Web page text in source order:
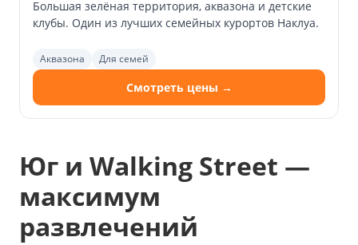
Большая зелёная территория, аквазона и детские
клубы. Один из лучших семейных курортов Наклуа.
Аквазона Для семей
Смотреть цены →
Юг и Walking Street —
максимум
развлечений